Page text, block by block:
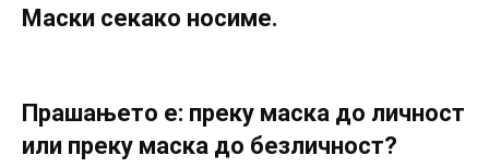
Маски секако носиме.
Прашањето е: преку маска до личност
или преку маска до безличност?